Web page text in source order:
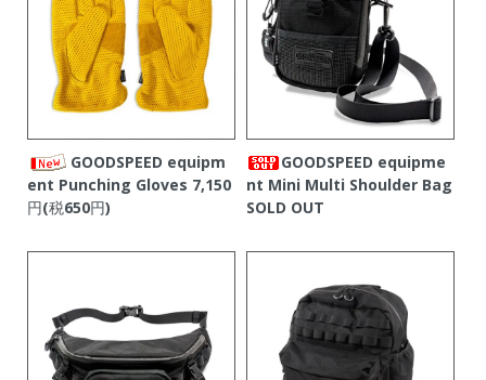
GOODSPEED equipm
ent Punching Gloves 7,150
円(税650円)
GOODSPEED equipme
nt Mini Multi Shoulder Bag
SOLD OUT